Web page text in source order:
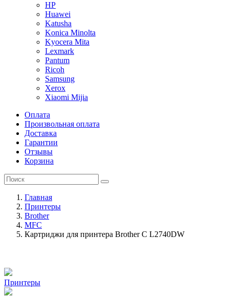
HP
Huawei
Katusha
Konica Minolta
Kyocera Mita
Lexmark
Pantum
Ricoh
Samsung
Xerox
Xiaomi Mijia
Оплата
Произвольная оплата
Доставка
Гарантии
Отзывы
Корзина
Главная
Принтеры
Brother
MFC
Картриджи для принтера Brother C L2740DW
Принтеры